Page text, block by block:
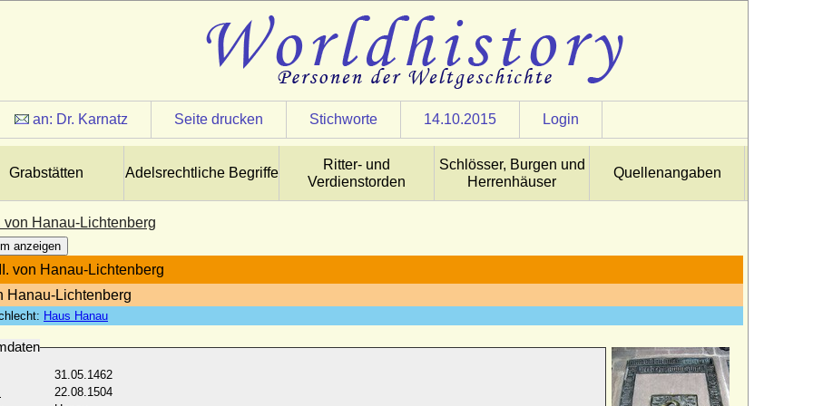
an: Dr. Karnatz Seite drucken Stichworte 14.10.2015 Login
Grabstätten Adelsrechtliche Begriffe
Ritter- und
Verdienstorden
Schlösser, Burgen und
Herrenhäuser
Quellenangaben
von Hanau-Lichtenberg
anzeigen
von Hanau-Lichtenberg
Hanau-Lichtenberg
Haus Hanau
31.05.1462
22.08.1504